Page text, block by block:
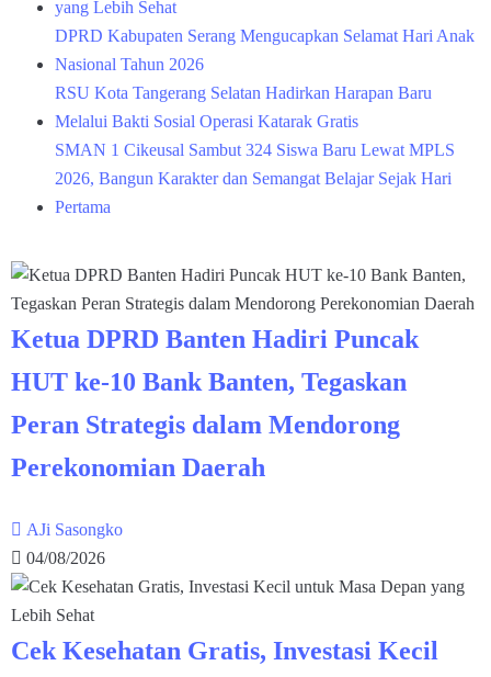
yang Lebih Sehat
DPRD Kabupaten Serang Mengucapkan Selamat Hari Anak
Nasional Tahun 2026
RSU Kota Tangerang Selatan Hadirkan Harapan Baru
Melalui Bakti Sosial Operasi Katarak Gratis
SMAN 1 Cikeusal Sambut 324 Siswa Baru Lewat MPLS
2026, Bangun Karakter dan Semangat Belajar Sejak Hari
Pertama
Ketua DPRD Banten Hadiri Puncak
HUT ke-10 Bank Banten, Tegaskan
Peran Strategis dalam Mendorong
Perekonomian Daerah
AJi Sasongko
04/08/2026
Cek Kesehatan Gratis, Investasi Kecil